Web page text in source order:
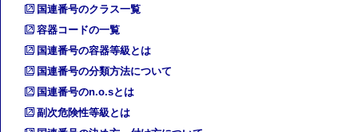
国連番号のクラス一覧
容器コードの一覧
国連番号の容器等級とは
国連番号の分類方法について
国連番号のn.o.sとは
副次危険性等級とは